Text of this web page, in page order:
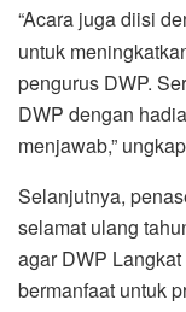
“Acara juga diisi
untuk
pengurus DWP.
DWP dengan
menjawab,”
Selanjutnya,
selamat ulang
agar DWP
bermanfaat untuk